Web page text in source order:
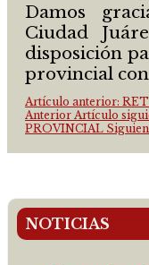
Damos
Ciudad
disposición
provincial
Artículo anterior:
Anterior Artículo
PROVINCIAL
NOTICIAS